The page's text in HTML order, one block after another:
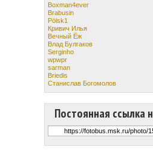
Boxman4ever
Brabusin
Pölsk1
Кривич Илья
Вечный Ёж
Влад Булгаков
Serginho
wpwpr
sarman
Briedis
Станислав Богомолов
Постоянная ссылка